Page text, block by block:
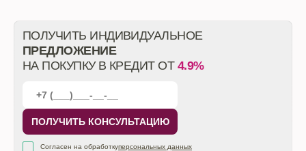
ПОЛУЧИТЬ ИНДИВИДУАЛЬНОЕ
ПРЕДЛОЖЕНИЕ
НА ПОКУПКУ В КРЕДИТ ОТ 4.9%
ПОЛУЧИТЬ КОНСУЛЬТАЦИЮ
Согласен на обработкуперсональных данных